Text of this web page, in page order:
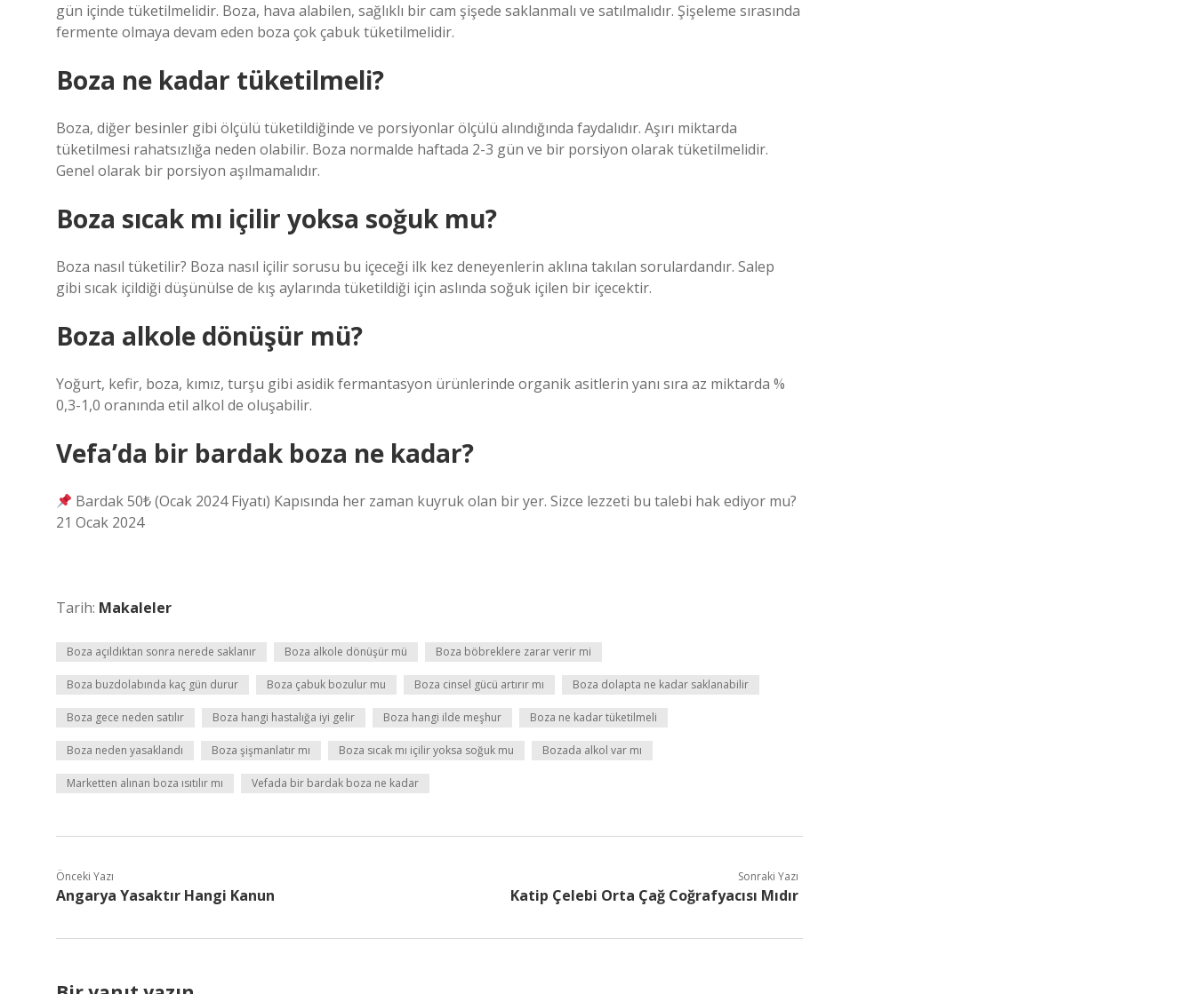
gün içinde tüketilmelidir. Boza, hava alabilen, sağlıklı bir cam şişede saklanmalı ve satılmalıdır. Şişeleme sırasında
fermente olmaya devam eden boza çok çabuk tüketilmelidir.
Boza ne kadar tüketilmeli?
Boza, diğer besinler gibi ölçülü tüketildiğinde ve porsiyonlar ölçülü alındığında faydalıdır. Aşırı miktarda
tüketilmesi rahatsızlığa neden olabilir. Boza normalde haftada 2-3 gün ve bir porsiyon olarak tüketilmelidir.
Genel olarak bir porsiyon aşılmamalıdır.
Boza sıcak mı içilir yoksa soğuk mu?
Boza nasıl tüketilir? Boza nasıl içilir sorusu bu içeceği ilk kez deneyenlerin aklına takılan sorulardandır. Salep
gibi sıcak içildiği düşünülse de kış aylarında tüketildiği için aslında soğuk içilen bir içecektir.
Boza alkole dönüşür mü?
Yoğurt, kefir, boza, kımız, turşu gibi asidik fermantasyon ürünlerinde organik asitlerin yanı sıra az miktarda %
0,3-1,0 oranında etil alkol de oluşabilir.
Vefa’da bir bardak boza ne kadar?
Bardak 50₺ (Ocak 2024 Fiyatı) Kapısında her zaman kuyruk olan bir yer. Sizce lezzeti bu talebi hak ediyor mu?
21 Ocak 2024
Tarih: Makaleler
Boza açıldıktan sonra nerede saklanır Boza alkole dönüşür mü Boza böbreklere zarar verir mi
Boza buzdolabında kaç gün durur Boza çabuk bozulur mu Boza cinsel gücü artırır mı Boza dolapta ne kadar saklanabilir
Boza gece neden satılır Boza hangi hastalığa iyi gelir Boza hangi ilde meşhur Boza ne kadar tüketilmeli
Boza neden yasaklandı Boza şişmanlatır mı Boza sıcak mı içilir yoksa soğuk mu Bozada alkol var mı
Marketten alınan boza ısıtılır mı Vefada bir bardak boza ne kadar
Önceki Yazı
Angarya Yasaktır Hangi Kanun
Sonraki Yazı
Katip Çelebi Orta Çağ Coğrafyacısı Mıdır